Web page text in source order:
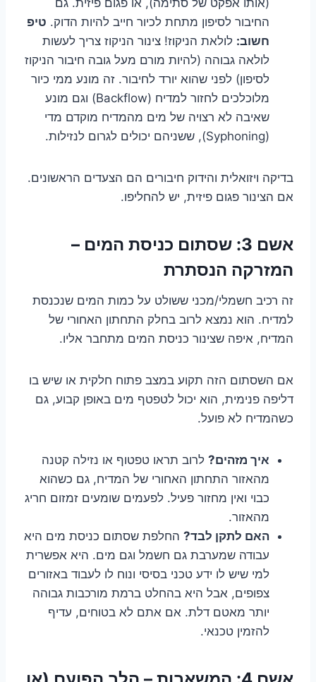
החיבור לסיפון מתחת לכיור חייב להיות הדוק. טיפ
חשוב: לולאת הניקוז! צינור הניקוז צריך לעשות
לולאה גבוהה (להיות מורם מעל גובה חיבור הניקוז
לסיפון) לפני שהוא יורד לחיבור. זה מונע ממי כיור
מלוכלכים לחזור למדיח (Backflow) וגם מונע
שאיבה לא רצויה של מים מהמדיח מוקדם מדי
(Syphoning), ששניהם יכולים לגרום לנזילות.
בדיקה ויזואלית והידוק חיבורים הם הצעדים הראשונים.
אם הצינור פגום פיזית, יש להחליפו.
אשם 3: שסתום כניסת המים –
המזרקה הנסתרת
זה רכיב חשמלי/מכני ששולט על כמות המים שנכנסת
למדיח. הוא נמצא לרוב בחלק התחתון האחורי של
המדיח, איפה שצינור כניסת המים מתחבר אליו.
אם השסתום הזה תקוע במצב פתוח חלקית או שיש בו
דליפה פנימית, הוא יכול לטפטף מים באופן קבוע, גם
כשהמדיח לא פועל.
איך מזהים? לרוב תראו טפטוף או נזילה קטנה
מהאזור התחתון האחורי של המדיח, גם כשהוא
כבוי ואין מחזור פעיל. לפעמים שומעים זמזום חריג
מהאזור.
האם לתקן לבד? החלפת שסתום כניסת מים היא
עבודה שמערבת גם חשמל וגם מים. היא אפשרית
למי שיש לו ידע טכני בסיסי ונוח לו לעבוד באזורים
צפופים, אבל היא בהחלט ברמת מורכבות גבוהה
יותר מאטם דלת. אם אתם לא בטוחים, עדיף
להזמין טכנאי.